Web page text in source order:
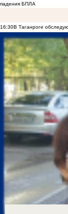
падения БПЛА
16:30В Таганроге